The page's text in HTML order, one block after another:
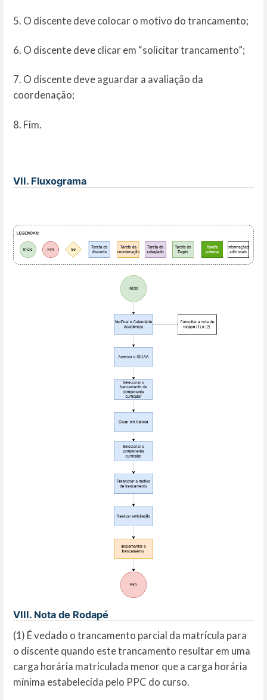
5. O discente deve colocar o motivo do trancamento;
6. O discente deve clicar em “solicitar trancamento”;
7. O discente deve aguardar a avaliação da
coordenação;
8. Fim.
VII. Fluxograma
VIII. Nota de Rodapé
(1) É vedado o trancamento parcial da matrícula para
o discente quando este trancamento resultar em uma
carga horária matriculada menor que a carga horária
mínima estabelecida pelo PPC do curso.